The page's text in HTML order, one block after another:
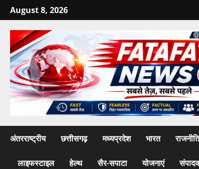
Skip
to
content
August 8, 2026
अंतरराष्ट्रीय छत्तीसगढ़ मध्यप्रदेश भारत राजनीति
लाइफस्टाइल हेल्थ सैर-सपाटा योजनाएं